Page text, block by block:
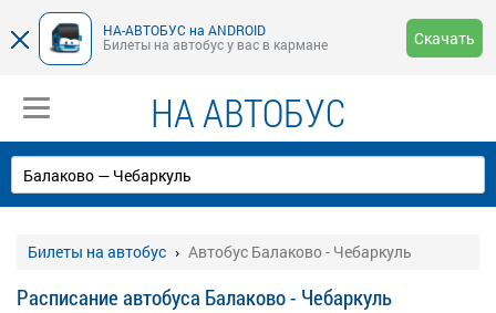
НА-АВТОБУС на ANDROID
Билеты на автобус у вас в кармане
Скачать
НА АВТОБУС
Билеты на автобус Автобус Балаково - Чебаркуль
Расписание автобуса Балаково - Чебаркуль